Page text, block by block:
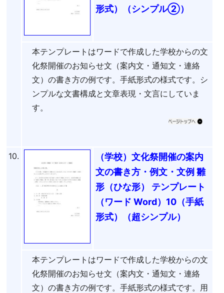
形式）（シンプル②）
本テンプレートはワードで作成した学校からの文
化祭開催のお知らせ文（案内文・通知文・連絡
文）の書き方の例です。手紙形式の様式です。シ
ンプルな文書構成と文章表現・文言にしていま
す。
10.
（学校）文化祭開催の案内
文の書き方・例文・文例 雛
形（ひな形） テンプレート
（ワード Word）10（手紙
形式）（超シンプル）
本テンプレートはワードで作成した学校からの文
化祭開催のお知らせ文（案内文・通知文・連絡
文）の書き方の例です。手紙形式の様式です。用